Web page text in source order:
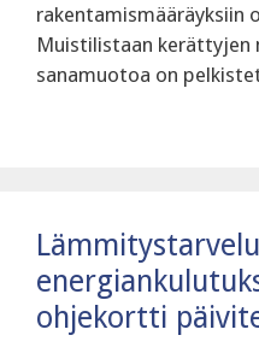
rakentamismääräyksiin
Muistilistaan kerättyjen
sanamuotoa on
ohjekortti